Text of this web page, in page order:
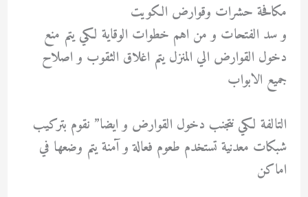
مكافحة حشرات وقوارض الكويت
و سد الفتحات و من اهم خطوات الوقاية لكي يتم منع
دخول القوارض الي المنزل يتم اغلاق الثقوب و اصلاح
جميع الابواب
التالفة لكي نتجنب دخول القوارض و ايضا” نقوم بتركيب
شبكات معدنية تستخدم طعوم فعالة و آمنة يتم وضعها في
اماكن